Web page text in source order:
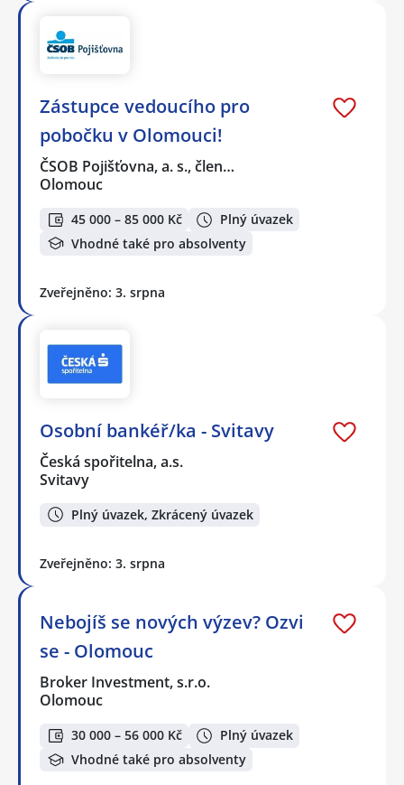
Zástupce vedoucího pro
pobočku v Olomouci!
ČSOB Pojišťovna, a. s., člen…
Olomouc
45 000 – 85 000 Kč
Plný úvazek
Vhodné také pro absolventy
Zveřejněno: 3. srpna
Osobní bankéř/ka - Svitavy
Česká spořitelna, a.s.
Svitavy
Plný úvazek, Zkrácený úvazek
Zveřejněno: 3. srpna
Nebojíš se nových výzev? Ozvi
se - Olomouc
Broker Investment, s.r.o.
Olomouc
30 000 – 56 000 Kč
Plný úvazek
Vhodné také pro absolventy